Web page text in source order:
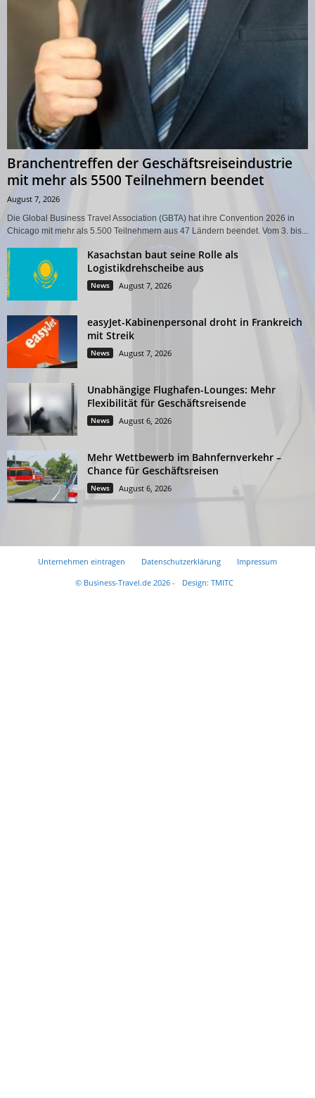
Branchentreffen der Geschäftsreiseindustrie
mit mehr als 5500 Teilnehmern beendet
August 7, 2026
Die Global Business Travel Association (GBTA) hat ihre Convention 2026 in
Chicago mit mehr als 5.500 Teilnehmern aus 47 Ländern beendet. Vom 3. bis...
Kasachstan baut seine Rolle als
Logistikdrehscheibe aus
News August 7, 2026
easyJet-Kabinenpersonal droht in Frankreich
mit Streik
News August 7, 2026
Unabhängige Flughafen-Lounges: Mehr
Flexibilität für Geschäftsreisende
News August 6, 2026
Mehr Wettbewerb im Bahnfernverkehr –
Chance für Geschäftsreisen
News August 6, 2026
Unternehmen eintragen Datenschutzerklärung
Impressum
© Business-Travel.de 2026 -
Design: TMITC